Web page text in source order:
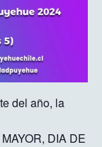
del año, la
DIA DE